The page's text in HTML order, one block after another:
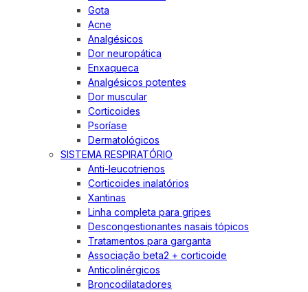
Gota
Acne
Analgésicos
Dor neuropática
Enxaqueca
Analgésicos potentes
Dor muscular
Corticoides
Psoríase
Dermatológicos
SISTEMA RESPIRATÓRIO
Anti-leucotrienos
Corticoides inalatórios
Xantinas
Linha completa para gripes
Descongestionantes nasais tópicos
Tratamentos para garganta
Associação beta2 + corticoide
Anticolinérgicos
Broncodilatadores